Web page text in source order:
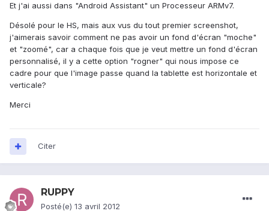
Et j'ai aussi dans "Android Assistant" un Processeur ARMv7.
Désolé pour le HS, mais aux vus du tout premier screenshot,
j'aimerais savoir comment ne pas avoir un fond d'écran "moche"
et "zoomé", car a chaque fois que je veut mettre un fond d'écran
personnalisé, il y a cette option "rogner" qui nous impose ce
cadre pour que l'image passe quand la tablette est horizontale et
verticale?
Merci
Citer
RUPPY
Posté(e) 13 avril 2012